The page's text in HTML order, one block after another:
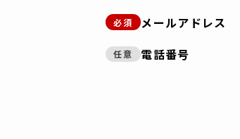
必須 メールアドレス
任意 電話番号